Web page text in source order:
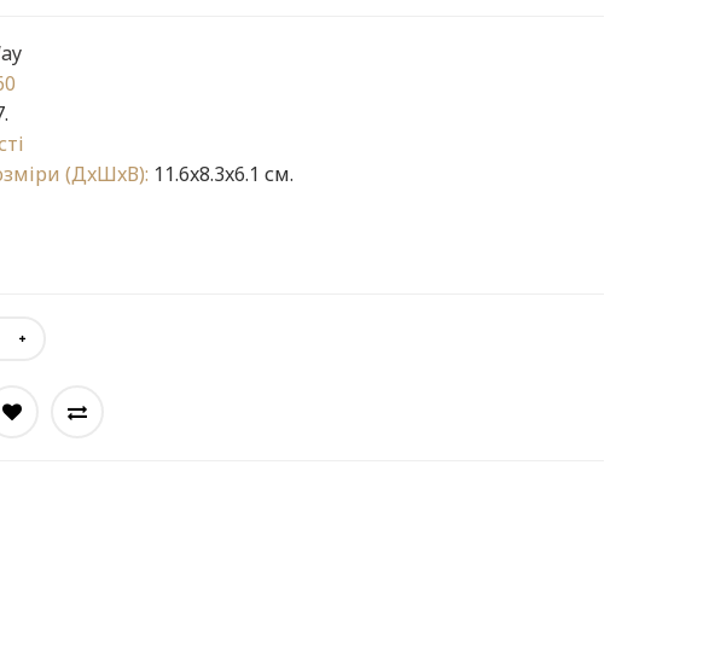
(ДxШxВ): 11.6x8.3x6.1 см.